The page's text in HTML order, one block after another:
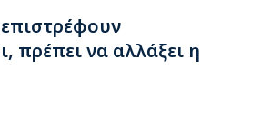
πρέπει να αλλάξει η